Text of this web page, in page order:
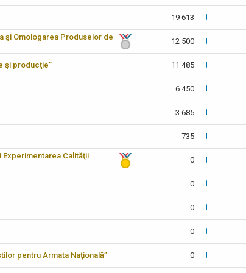
19 613
şi Omologarea Produselor de
12 500
şi producţie” 11 485
6 450
3 685
735
Calităţii
0
0
0
0
pentru Armata Naţională” 0